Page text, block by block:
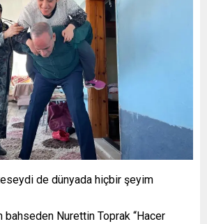
de dünyada hiçbir şeyim
bahseden Nurettin Toprak “Hacer